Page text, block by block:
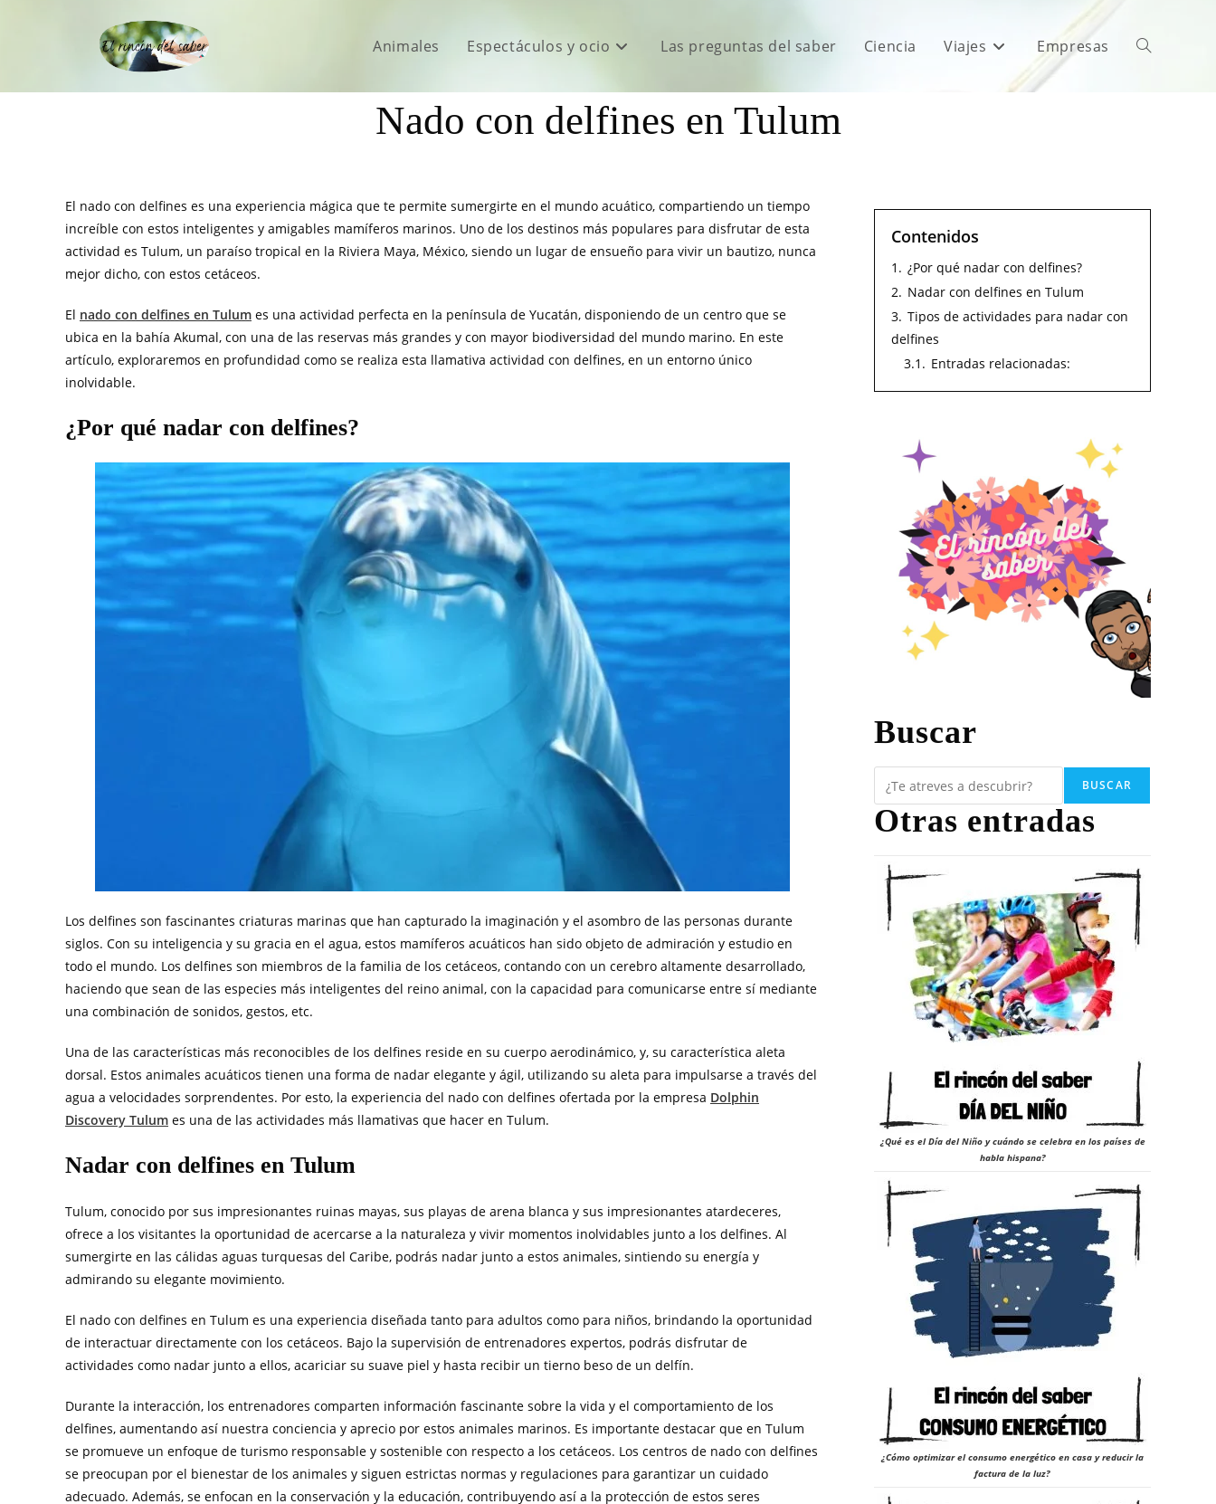
Animales Espectáculos y ocio Las preguntas del saber Ciencia Viajes Empresas
Nado con delfines en Tulum
El nado con delfines es una experiencia mágica que te permite sumergirte en el mundo acuático, compartiendo un tiempo
increíble con estos inteligentes y amigables mamíferos marinos. Uno de los destinos más populares para disfrutar de esta
actividad es Tulum, un paraíso tropical en la Riviera Maya, México, siendo un lugar de ensueño para vivir un bautizo, nunca
mejor dicho, con estos cetáceos.
El nado con delfines en Tulum es una actividad perfecta en la península de Yucatán, disponiendo de un centro que se
ubica en la bahía Akumal, con una de las reservas más grandes y con mayor biodiversidad del mundo marino. En este
artículo, exploraremos en profundidad como se realiza esta llamativa actividad con delfines, en un entorno único
inolvidable.
¿Por qué nadar con delfines?
Los delfines son fascinantes criaturas marinas que han capturado la imaginación y el asombro de las personas durante
siglos. Con su inteligencia y su gracia en el agua, estos mamíferos acuáticos han sido objeto de admiración y estudio en
todo el mundo. Los delfines son miembros de la familia de los cetáceos, contando con un cerebro altamente desarrollado,
haciendo que sean de las especies más inteligentes del reino animal, con la capacidad para comunicarse entre sí mediante
una combinación de sonidos, gestos, etc.
Una de las características más reconocibles de los delfines reside en su cuerpo aerodinámico, y, su característica aleta
dorsal. Estos animales acuáticos tienen una forma de nadar elegante y ágil, utilizando su aleta para impulsarse a través del
agua a velocidades sorprendentes. Por esto, la experiencia del nado con delfines ofertada por la empresa Dolphin
Discovery Tulum es una de las actividades más llamativas que hacer en Tulum.
Nadar con delfines en Tulum
Tulum, conocido por sus impresionantes ruinas mayas, sus playas de arena blanca y sus impresionantes atardeceres,
ofrece a los visitantes la oportunidad de acercarse a la naturaleza y vivir momentos inolvidables junto a los delfines. Al
sumergirte en las cálidas aguas turquesas del Caribe, podrás nadar junto a estos animales, sintiendo su energía y
admirando su elegante movimiento.
El nado con delfines en Tulum es una experiencia diseñada tanto para adultos como para niños, brindando la oportunidad
de interactuar directamente con los cetáceos. Bajo la supervisión de entrenadores expertos, podrás disfrutar de
actividades como nadar junto a ellos, acariciar su suave piel y hasta recibir un tierno beso de un delfín.
Durante la interacción, los entrenadores comparten información fascinante sobre la vida y el comportamiento de los
delfines, aumentando así nuestra conciencia y aprecio por estos animales marinos. Es importante destacar que en Tulum
se promueve un enfoque de turismo responsable y sostenible con respecto a los cetáceos. Los centros de nado con delfines
se preocupan por el bienestar de los animales y siguen estrictas normas y regulaciones para garantizar un cuidado
adecuado. Además, se enfocan en la conservación y la educación, contribuyendo así a la protección de estos seres
Contenidos
1. ¿Por qué nadar con delfines?
2. Nadar con delfines en Tulum
3. Tipos de actividades para nadar con
delfines
3.1. Entradas relacionadas:
Buscar
BUSCAR
Otras entradas
¿Qué es el Día del Niño y cuándo se celebra en los países de
habla hispana?
¿Cómo optimizar el consumo energético en casa y reducir la
factura de la luz?